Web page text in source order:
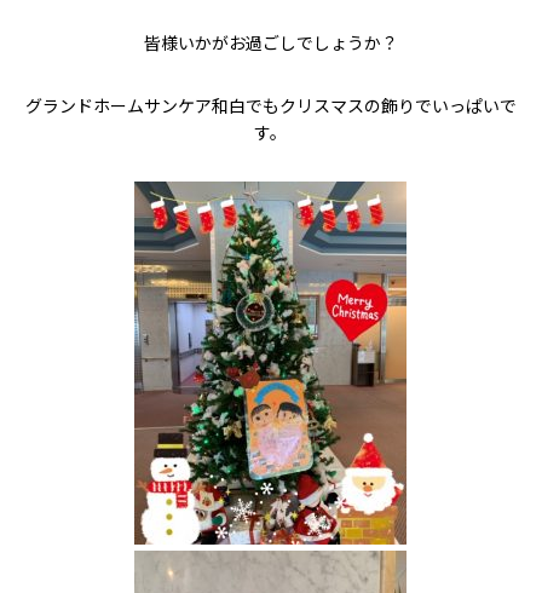
皆様いかがお過ごしでしょうか？
グランドホームサンケア和白でもクリスマスの飾りでいっぱいで
す。